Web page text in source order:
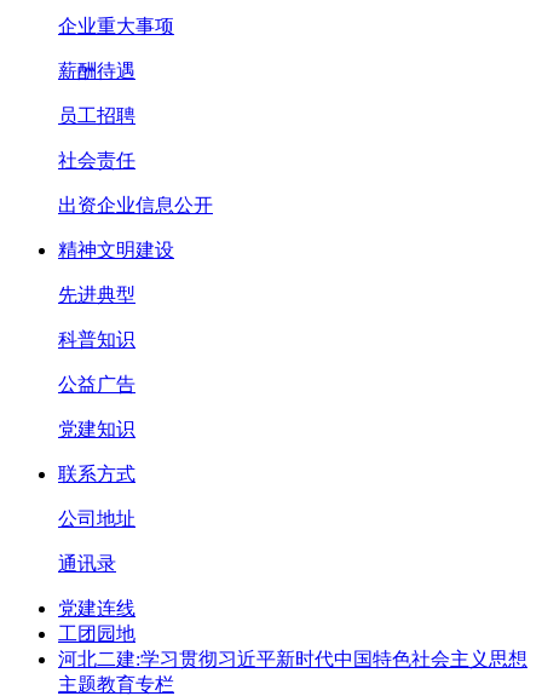
企业重大事项
薪酬待遇
员工招聘
社会责任
出资企业信息公开
精神文明建设
先进典型
科普知识
公益广告
党建知识
联系方式
公司地址
通讯录
党建连线
工团园地
河北二建:学习贯彻习近平新时代中国特色社会主义思想
主题教育专栏